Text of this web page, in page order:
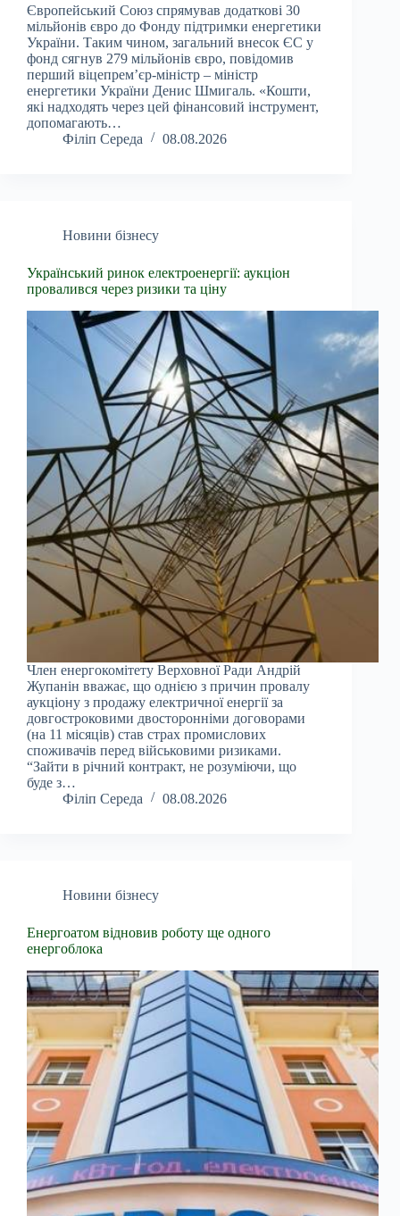
Європейський Союз спрямував додаткові 30
мільйонів євро до Фонду підтримки енергетики
України. Таким чином, загальний внесок ЄС у
фонд сягнув 279 мільйонів євро, повідомив
перший віцепрем’єр-міністр – міністр
енергетики України Денис Шмигаль. «Кошти,
які надходять через цей фінансовий інструмент,
допомагають…
Філіп Середа
08.08.2026
Новини бізнесу
Український ринок електроенергії: аукціон
провалився через ризики та ціну
Член енергокомітету Верховної Ради Андрій
Жупанін вважає, що однією з причин провалу
аукціону з продажу електричної енергії за
довгостроковими двосторонніми договорами
(на 11 місяців) став страх промислових
споживачів перед військовими ризиками.
“Зайти в річний контракт, не розуміючи, що
буде з…
Філіп Середа
08.08.2026
Новини бізнесу
Енергоатом відновив роботу ще одного
енергоблока